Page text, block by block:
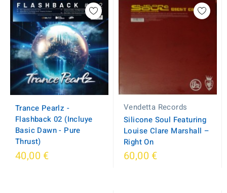
Trance Pearlz -
Flashback 02 (Incluye
Basic Dawn - Pure
Thrust)
40,00 €
Vendetta Records
Silicone Soul Featuring
Louise Clare Marshall ‎–
Right On
60,00 €